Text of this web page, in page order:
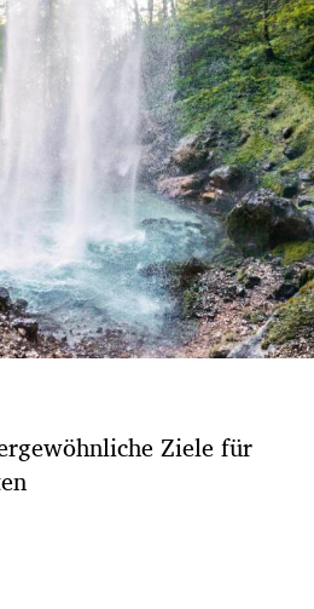
Ziele für